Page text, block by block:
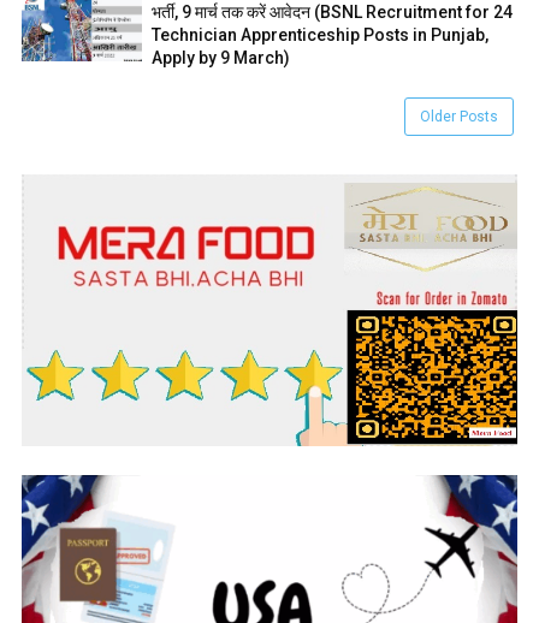
भर्ती, 9 मार्च तक करें आवेदन (BSNL Recruitment for 24
Technician Apprenticeship Posts in Punjab,
Apply by 9 March)
Older Posts